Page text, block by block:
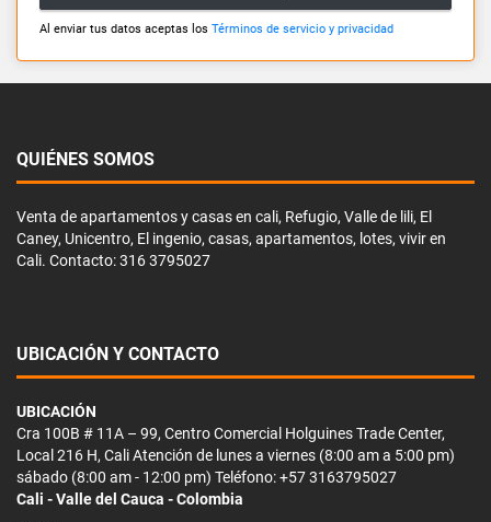
Al enviar tus datos aceptas los Términos de servicio y privacidad
QUIÉNES SOMOS
Venta de apartamentos y casas en cali, Refugio, Valle de lili, El
Caney, Unicentro, El ingenio, casas, apartamentos, lotes, vivir en
Cali. Contacto: 316 3795027
UBICACIÓN Y CONTACTO
UBICACIÓN
Cra 100B # 11A – 99, Centro Comercial Holguines Trade Center,
Local 216 H, Cali Atención de lunes a viernes (8:00 am a 5:00 pm)
sábado (8:00 am - 12:00 pm) Teléfono: +57 3163795027
Cali - Valle del Cauca - Colombia